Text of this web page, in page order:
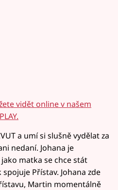
vidět online v našem
a umí si slušně vydělat za
nedaní. Johana je
matka se chce stát
Přístav. Johana zde
Martin momentálně